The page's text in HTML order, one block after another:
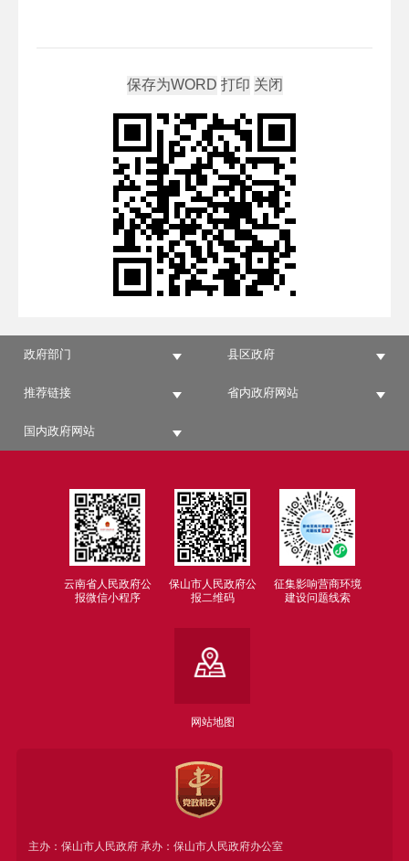
政府部门 县区政府
推荐链接 省内政府网站
国内政府网站
云南省人民政府公
报微信小程序
保山市人民政府公
报二维码
征集影响营商环境
建设问题线索
网站地图
主办：保山市人民政府 承办：保山市人民政府办公室